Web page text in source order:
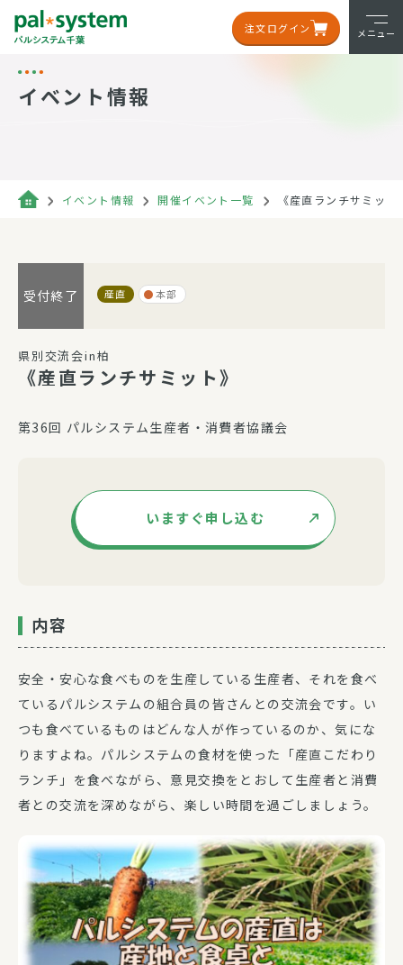
注文ログイン メニュー
イベント情報
イベント情報 開催イベント一覧 《産直ランチサミット
受付終了 産直 本部
県別交流会in柏
《産直ランチサミット》
第36回 パルシステム生産者・消費者協議会
いますぐ申し込む
内容
安全・安心な食べものを生産している生産者、それを食べ
ているパルシステムの組合員の皆さんとの交流会です。い
つも食べているものはどんな人が作っているのか、気にな
りますよね。パルシステムの食材を使った「産直こだわり
ランチ」を食べながら、意見交換をとおして生産者と消費
者との交流を深めながら、楽しい時間を過ごしましょう。